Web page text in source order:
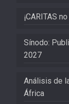
¡CARITAS
Sínodo:
2027
Análisis de
África